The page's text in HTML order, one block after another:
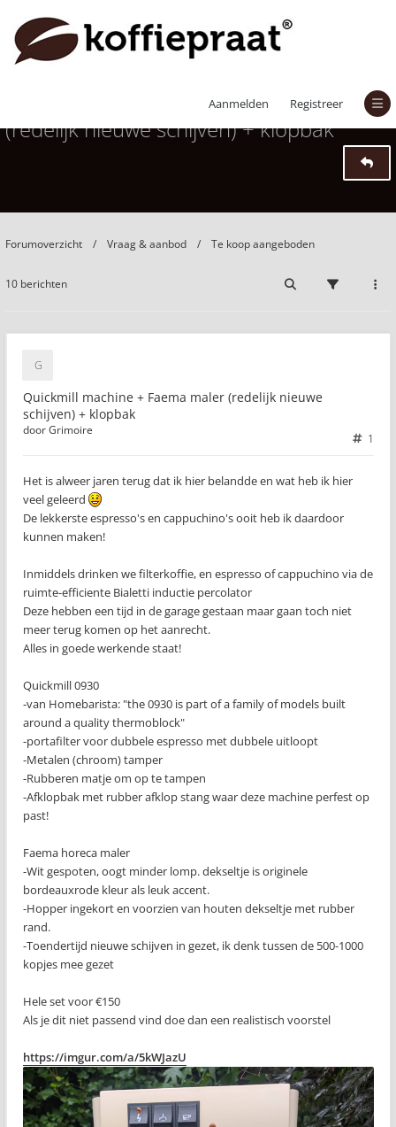
Aanmelden Registreer
Quickmill machine + Faema maler
(redelijk nieuwe schijven) + klopbak
Forumoverzicht Vraag & aanbod Te koop aangeboden
10 berichten
Quickmill machine + Faema maler (redelijk nieuwe
schijven) + klopbak
1
doorGrimoire
Het is alweer jaren terug dat ik hier belandde en wat heb ik hier
veel geleerd
De lekkerste espresso's en cappuchino's ooit heb ik daardoor
kunnen maken!
Inmiddels drinken we filterkoffie, en espresso of cappuchino via de
ruimte-efficiente Bialetti inductie percolator
Deze hebben een tijd in de garage gestaan maar gaan toch niet
meer terug komen op het aanrecht.
Alles in goede werkende staat!
Quickmill 0930
-van Homebarista: "the 0930 is part of a family of models built
around a quality thermoblock"
-portafilter voor dubbele espresso met dubbele uitloopt
-Metalen (chroom) tamper
-Rubberen matje om op te tampen
-Afklopbak met rubber afklop stang waar deze machine perfest op
past!
Faema horeca maler
-Wit gespoten, oogt minder lomp. dekseltje is originele
bordeauxrode kleur als leuk accent.
-Hopper ingekort en voorzien van houten dekseltje met rubber
rand.
-Toendertijd nieuwe schijven in gezet, ik denk tussen de 500-1000
kopjes mee gezet
Hele set voor €150
Als je dit niet passend vind doe dan een realistisch voorstel
https://imgur.com/a/5kWJazU